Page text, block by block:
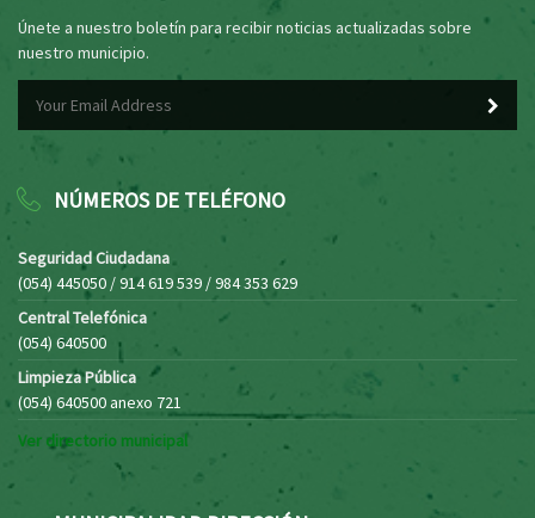
Únete a nuestro boletín para recibir noticias actualizadas sobre
nuestro municipio.
NÚMEROS DE TELÉFONO
Seguridad Ciudadana
(054) 445050 / 914 619 539 / 984 353 629
Central Telefónica
(054) 640500
Limpieza Pública
(054) 640500 anexo 721
Ver directorio municipal